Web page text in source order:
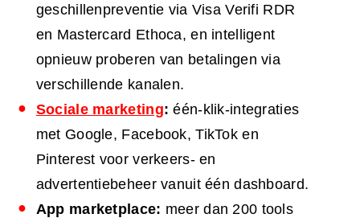
geschillenpreventie via Visa Verifi RDR
en Mastercard Ethoca, en intelligent
opnieuw proberen van betalingen via
verschillende kanalen.
Sociale marketing: één-klik-integraties
met Google, Facebook, TikTok en
Pinterest voor verkeers- en
advertentiebeheer vanuit één dashboard.
App marketplace: meer dan 200 tools